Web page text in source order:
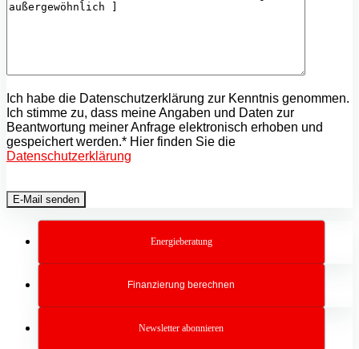
Ich habe die Datenschutzerklärung zur Kenntnis genommen.
Ich stimme zu, dass meine Angaben und Daten zur
Beantwortung meiner Anfrage elektronisch erhoben und
gespeichert werden.* Hier finden Sie die
Datenschutzerklärung
Energieberatung
Finanzierung berechnen
Newsletter abonnieren